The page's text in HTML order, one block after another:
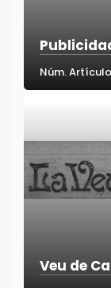
Núm.
Veu de